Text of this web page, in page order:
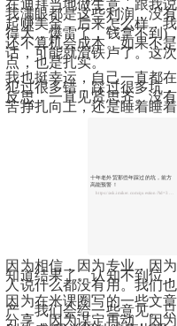
在迪拜当地做生意，跟我
我满眼都是这些利润，没
起赚美金，后来怎么样，
得大，爆雷了，钱拿不到)
还不算机会成本。如果不
话，可能就滑铁卢了。这
点，也是扎实。
我也挺幸运，自己一直都
犯过很多错，踩过很多坑
反思，一直见贤思齐。没
苦挣扎向上，还是睡着睡
十年老外贸那些年踩过的坑，前方
高能预警！
因为相信，因为专业，因
知道结果了。认知不到位
人说什么都没有用。我们
因为在米课圈写的一些文
产，我们会给一些意见。
分享，因为谋定再动，因